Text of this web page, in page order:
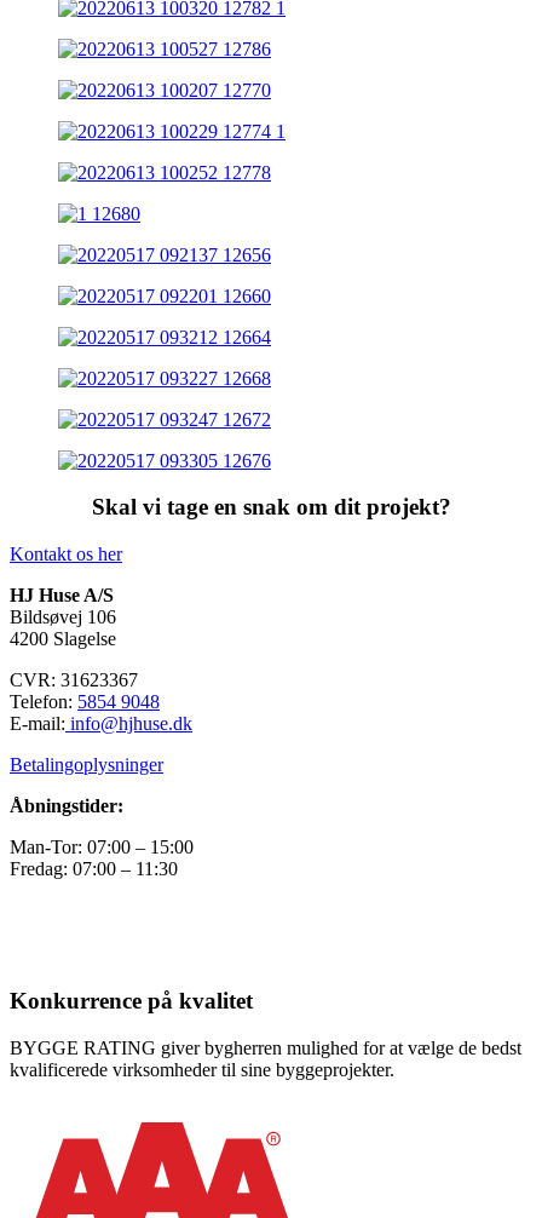
Skal vi tage en snak om dit projekt?
Kontakt os her
HJ Huse A/S
Bildsøvej 106
4200 Slagelse
CVR: 31623367
Telefon: 5854 9048
E-mail: info@hjhuse.dk
Betalingoplysninger
Åbningstider:
Man-Tor: 07:00 – 15:00
Fredag: 07:00 – 11:30
Konkurrence på kvalitet
BYGGE RATING giver bygherren mulighed for at vælge de bedst
kvalificerede virksomheder til sine byggeprojekter.​